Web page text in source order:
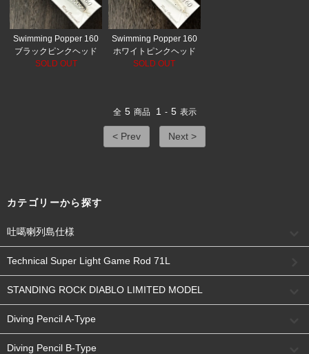
Swimming Popper 160
ブラックピンクヘッド
SOLD OUT
Swimming Popper 160
ホワイトピンクヘッド
SOLD OUT
全 5 商品 1 - 5 表示
< Prev Next >
カテゴリーから探す
吐噶喇列島仕様
Technical Super Light Game Rod 71L
STANDING ROCK DIABLO LIMITED MODEL
Diving Pencil A-Type
Diving Pencil B-Type